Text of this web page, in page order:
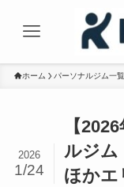
ホーム パーソナルジム一覧
【
ルジム
ほかエ
2026
1/24